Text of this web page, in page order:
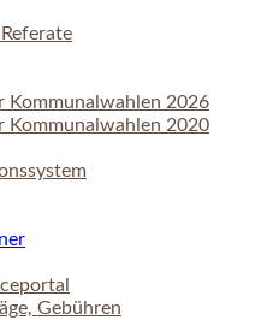
Kommunalwahlen 2026
Kommunalwahlen 2020
Gebühren